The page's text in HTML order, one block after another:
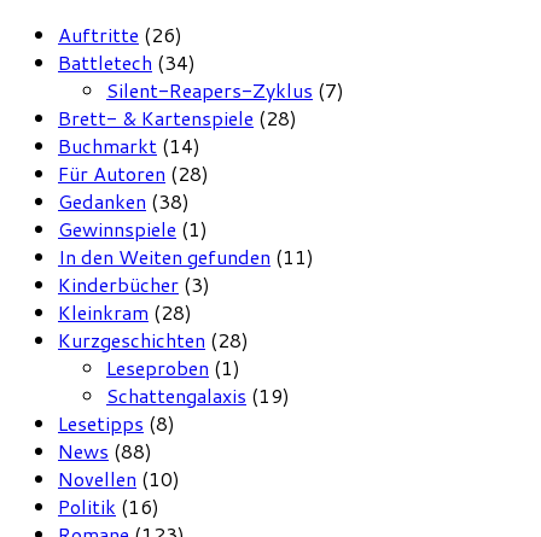
Auftritte (26)
Battletech (34)
Silent-Reapers-Zyklus (7)
Brett- & Kartenspiele (28)
Buchmarkt (14)
Für Autoren (28)
Gedanken (38)
Gewinnspiele (1)
In den Weiten gefunden (11)
Kinderbücher (3)
Kleinkram (28)
Kurzgeschichten (28)
Leseproben (1)
Schattengalaxis (19)
Lesetipps (8)
News (88)
Novellen (10)
Politik (16)